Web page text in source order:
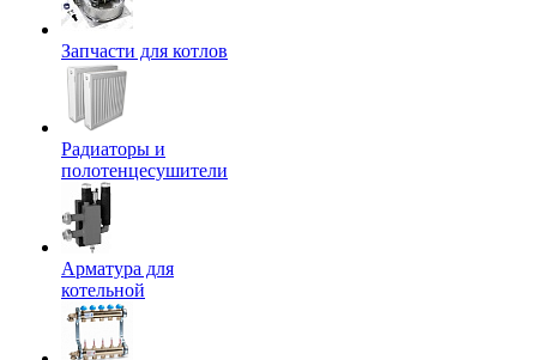
Запчасти для котлов
Радиаторы и
полотенцесушители
Арматура для
котельной